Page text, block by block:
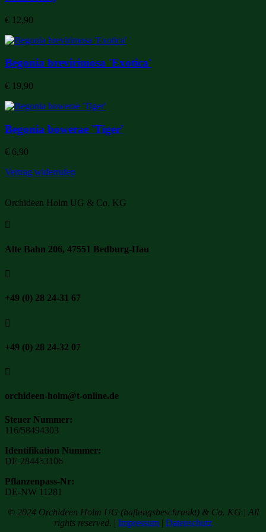
€ 12,90
Begonia brevirimosa 'Exotica'
€ 19,90
Begonia bowerae 'Tiger'
€ 6,90
Vertrag widerrufen
Orchideen Holm UG & Co. KG

Alte Bahn 206, 47551 Bedburg-Hau

+49 (0) 28 24-31 67

+49 (0) 28 24-32 07

orchideen-holm@t-online.de
Steuer Nummer:
116/58494303
Identifikation Nummer:
DE 284453106
Pflanzenpass-Nr:
DE-NW 11281
© 2024 Orchideen Holm UG (haftungsbeschrankt) & Co. KG | All
rights reserved. | Impressum | Datenschutz